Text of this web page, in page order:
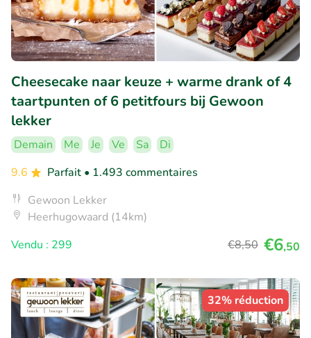
Cheesecake naar keuze + warme drank of 4
taartpunten of 6 petitfours bij Gewoon
lekker
Demain Me Je Ve Sa
Di
9.6
Parfait • 1.493 commentaires
Gewoon Lekker
Heerhugowaard (14km)
Vendu : 299
€8,50 €6,50
32% réduction